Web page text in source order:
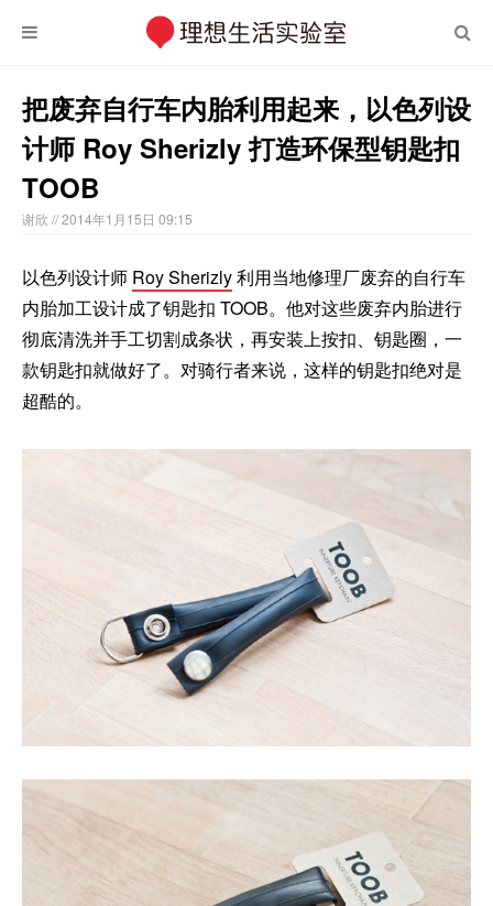
把废弃自行车内胎利用起来，以色列设
计师 Roy Sherizly 打造环保型钥匙扣
TOOB
谢欣 // 2014年1月15日 09:15
以色列设计师 Roy Sherizly利用当地修理厂废弃的自行车
内胎加工设计成了钥匙扣 TOOB。他对这些废弃内胎进行
彻底清洗并手工切割成条状，再安装上按扣、钥匙圈，一
款钥匙扣就做好了。对骑行者来说，这样的钥匙扣绝对是
超酷的。